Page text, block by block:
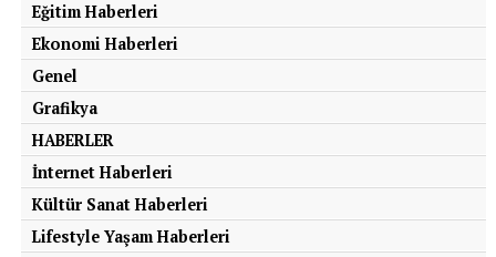
Eğitim Haberleri
Ekonomi Haberleri
Genel
Grafikya
HABERLER
İnternet Haberleri
Kültür Sanat Haberleri
Lifestyle Yaşam Haberleri